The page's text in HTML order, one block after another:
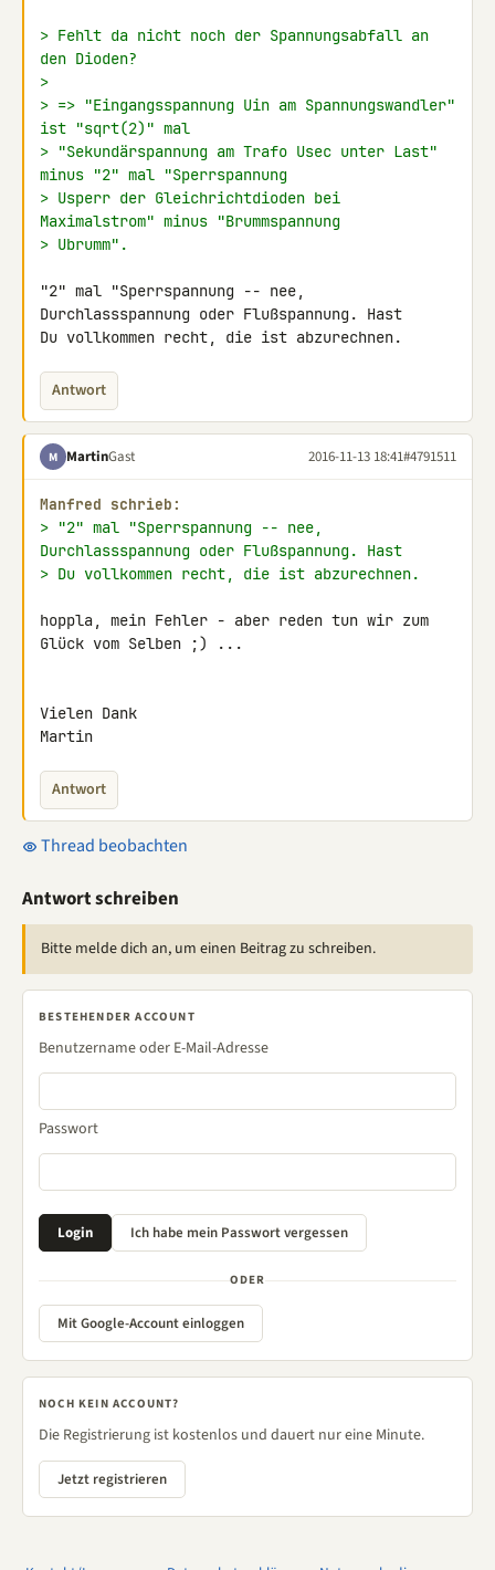
> Fehlt da nicht noch der Spannungsabfall an
den Dioden?
>
> => "Eingangsspannung Uin am Spannungswandler"
ist "sqrt(2)" mal
> "Sekundärspannung am Trafo Usec unter Last"
minus "2" mal "Sperrspannung
> Usperr der Gleichrichtdioden bei
Maximalstrom" minus "Brummspannung
> Ubrumm".
"2" mal "Sperrspannung -- nee,
Durchlassspannung oder Flußspannung. Hast
Du vollkommen recht, die ist abzurechnen.
Antwort
M MartinGast 2016-11-13 18:41#4791511
Manfred schrieb:
> "2" mal "Sperrspannung -- nee,
Durchlassspannung oder Flußspannung. Hast
> Du vollkommen recht, die ist abzurechnen.
hoppla, mein Fehler - aber reden tun wir zum
Glück vom Selben ;) ...
Vielen Dank
Martin
Antwort
Thread beobachten
Antwort schreiben
Bitte melde dich an, um einen Beitrag zu schreiben.
BESTEHENDER ACCOUNT
Benutzername oder E-Mail-Adresse
Passwort
ODER
Mit Google-Account einloggen
NOCH KEIN ACCOUNT?
Die Registrierung ist kostenlos und dauert nur eine Minute.
Jetzt registrieren